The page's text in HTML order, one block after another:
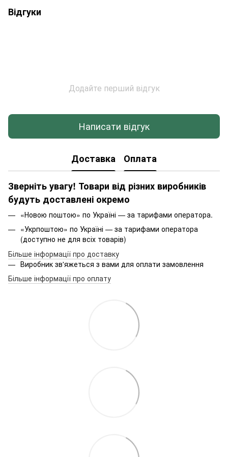
Відгуки
Додайте перший відгук
Написати відгук
Доставка Оплата
Зверніть увагу! Товари від різних виробників
будуть доставлені окремо
«Новою поштою» по Україні — за тарифами оператора.
«Укрпоштою» по Україні — за тарифами оператора
(доступно не для всіх товарів)
Більше інформації про доставку
Виробник зв'яжеться з вами для оплати замовлення
Більше інформації про оплату